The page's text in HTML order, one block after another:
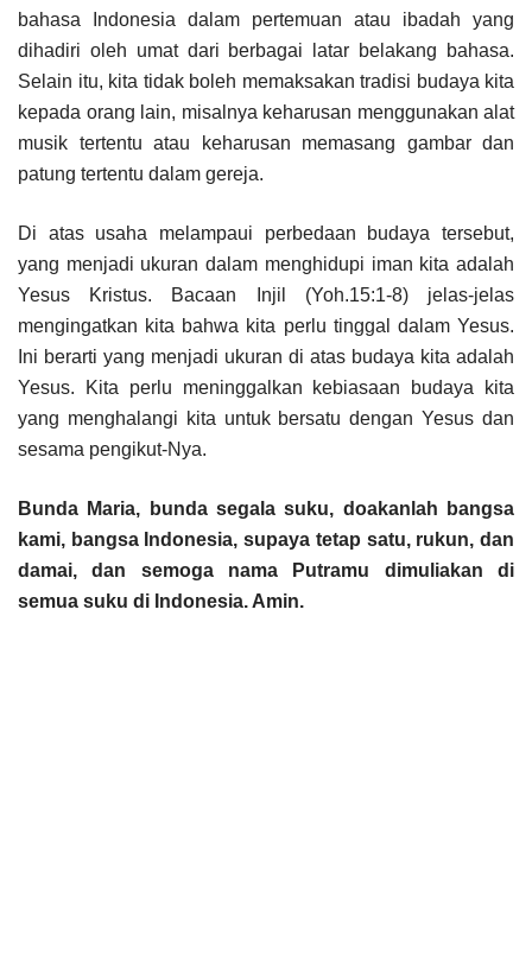
bahasa Indonesia dalam pertemuan atau ibadah yang
dihadiri oleh umat dari berbagai latar belakang bahasa.
Selain itu, kita tidak boleh memaksakan tradisi budaya kita
kepada orang lain, misalnya keharusan menggunakan alat
musik tertentu atau keharusan memasang gambar dan
patung tertentu dalam gereja.
Di atas usaha melampaui perbedaan budaya tersebut,
yang menjadi ukuran dalam menghidupi iman kita adalah
Yesus Kristus. Bacaan Injil (Yoh.15:1-8) jelas-jelas
mengingatkan kita bahwa kita perlu tinggal dalam Yesus.
Ini berarti yang menjadi ukuran di atas budaya kita adalah
Yesus. Kita perlu meninggalkan kebiasaan budaya kita
yang menghalangi kita untuk bersatu dengan Yesus dan
sesama pengikut-Nya.
Bunda Maria, bunda segala suku, doakanlah bangsa
kami, bangsa Indonesia, supaya tetap satu, rukun, dan
damai, dan semoga nama Putramu dimuliakan di
semua suku di Indonesia. Amin.